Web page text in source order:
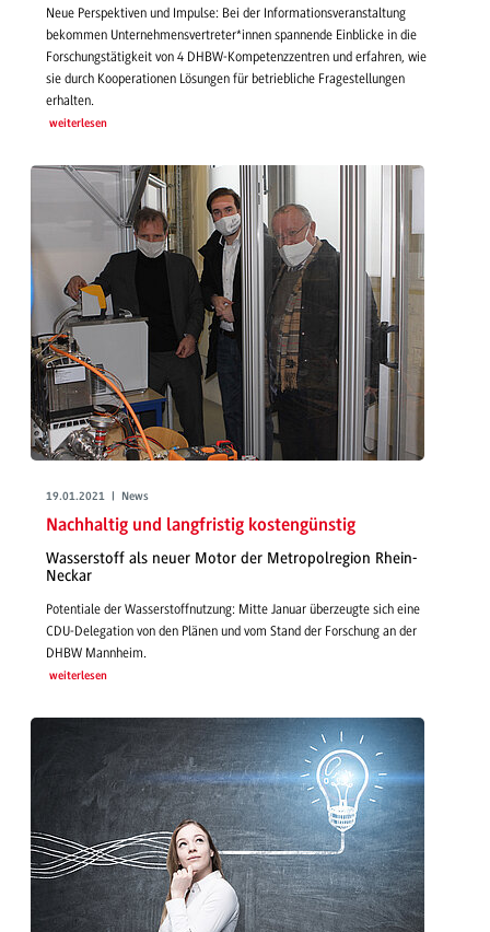
Neue Perspektiven und Impulse: Bei der Informationsveranstaltung
bekommen Unternehmensvertreter*innen spannende Einblicke in die
Forschungstätigkeit von 4 DHBW-Kompetenzzentren und erfahren, wie
sie durch Kooperationen Lösungen für betriebliche Fragestellungen
erhalten.
weiterlesen
19.01.2021 | News
Nachhaltig und langfristig kostengünstig
Wasserstoff als neuer Motor der Metropolregion Rhein-
Neckar
Potentiale der Wasserstoffnutzung: Mitte Januar überzeugte sich eine
CDU-Delegation von den Plänen und vom Stand der Forschung an der
DHBW Mannheim.
weiterlesen